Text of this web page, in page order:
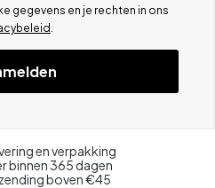
gegevens en je rechten in ons
en verpakking
binnen 365 dagen
boven €45